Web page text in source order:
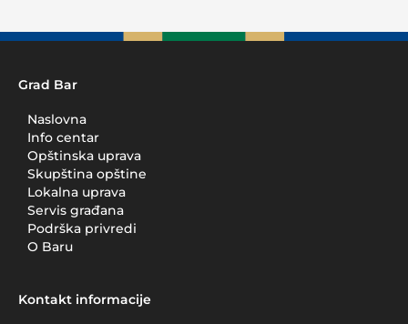
Grad Bar
Naslovna
Info centar
Opštinska uprava
Skupština opštine
Lokalna uprava
Servis građana
Podrška privredi
O Baru
Kontakt informacije